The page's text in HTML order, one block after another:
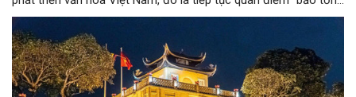
và phát huy giá trị di sản văn hóa gắn kết với phát triển kinh tế -
xã hội và du lịch”; đồng thời, nâng lên một tầm cao mới: “phát
triển kinh tế di sản”.